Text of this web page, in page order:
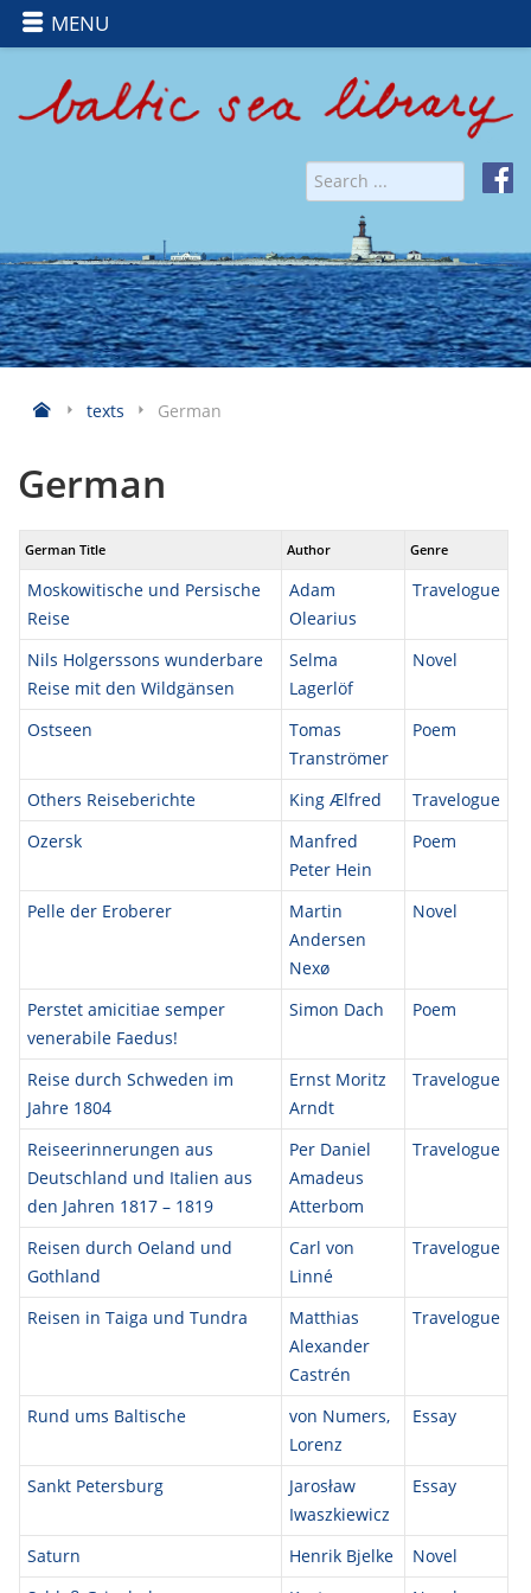
MENU
texts German
German
German Title Author Genre
Moskowitische und Persische
Reise
Adam
Olearius
Travelogue
Nils Holgerssons wunderbare
Reise mit den Wildgänsen
Selma
Lagerlöf
Novel
Ostseen
Tomas
Tranströmer
Poem
Others Reiseberichte King Ælfred
Travelogue
Ozersk
Manfred
Peter Hein
Poem
Pelle der Eroberer
Martin
Andersen
Nexø
Novel
Perstet amicitiae semper
venerabile Faedus!
Simon Dach Poem
Reise durch Schweden im
Jahre 1804
Ernst Moritz
Arndt
Travelogue
Reiseerinnerungen aus
Deutschland und Italien aus
den Jahren 1817 – 1819
Per Daniel
Amadeus
Atterbom
Travelogue
Reisen durch Oeland und
Gothland
Carl von
Linné
Travelogue
Reisen in Taiga und Tundra
Matthias
Alexander
Castrén
Travelogue
Rund ums Baltische
von Numers,
Lorenz
Essay
Sankt Petersburg
Jarosław
Iwaszkiewicz
Essay
Saturn Henrik Bjelke
Novel